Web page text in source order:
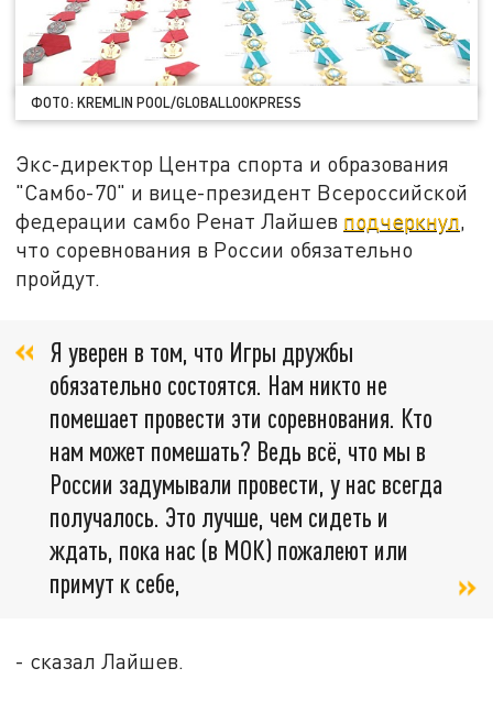
ФОТО: KREMLIN POOL/GLOBALLOOKPRESS
Экс-директор Центра спорта и образования
"Самбо-70" и вице-президент Всероссийской
федерации самбо Ренат Лайшев подчеркнул,
что соревнования в России обязательно
пройдут.
Я уверен в том, что Игры дружбы
обязательно состоятся. Нам никто не
помешает провести эти соревнования. Кто
нам может помешать? Ведь всё, что мы в
России задумывали провести, у нас всегда
получалось. Это лучше, чем сидеть и
ждать, пока нас (в МОК) пожалеют или
примут к себе,
- сказал Лайшев.